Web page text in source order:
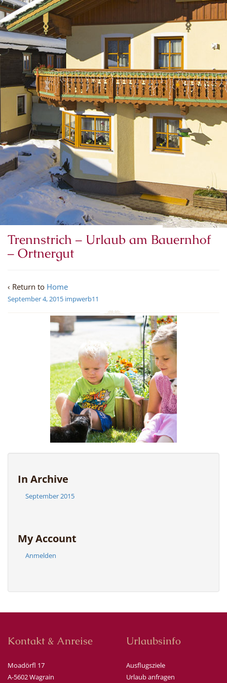
Trennstrich – Urlaub am Bauernhof
– Ortnergut
‹ Return to Home
September 4, 2015 impwerb11
In Archive
September 2015
My Account
Anmelden
Kontakt & Anreise
Moadörfl 17
A-5602 Wagrain
Urlaubsinfo
Ausflugsziele
Urlaub anfragen